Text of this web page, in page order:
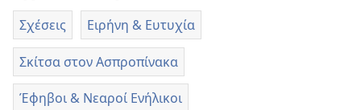
Σχέσεις Ειρήνη & Ευτυχία
Σκίτσα στον Ασπροπίνακα
Έφηβοι & Νεαροί Ενήλικοι